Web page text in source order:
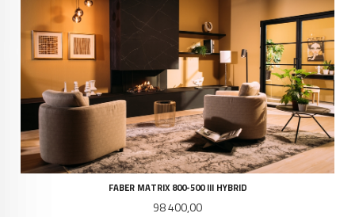
FABER MATRIX 800-500 III HYBRID
Pris
98 400,00